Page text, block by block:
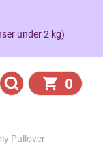
under 2 kg)
0
Pullover